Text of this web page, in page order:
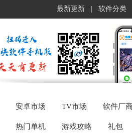
最新更新 软件分类
安卓市场 TV市场 软件厂
热门单机 游戏攻略 礼包